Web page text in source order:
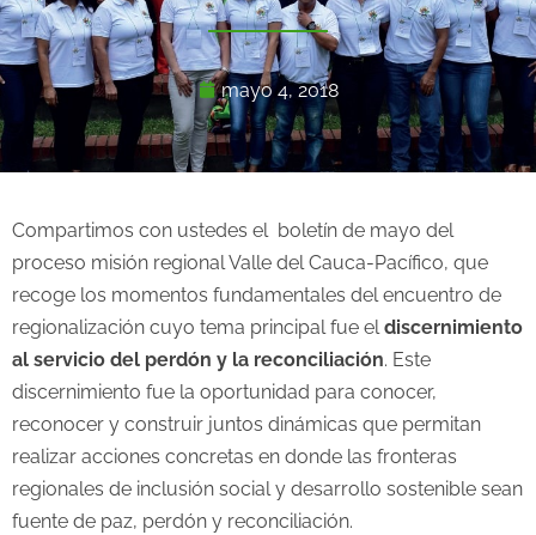
mayo 4, 2018
Compartimos con ustedes el boletín de mayo del
proceso misión regional Valle del Cauca-Pacífico, que
recoge los momentos fundamentales del encuentro de
regionalización cuyo tema principal fue eldiscernimiento
al servicio del perdón y la reconciliación. Este
discernimiento fue la oportunidad para conocer,
reconocer y construir juntos dinámicas que permitan
realizar acciones concretas en donde las fronteras
regionales de inclusión social y desarrollo sostenible sean
fuente de paz, perdón y reconciliación.